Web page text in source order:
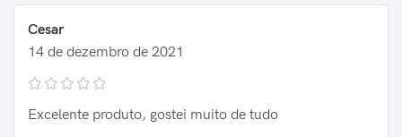
Cesar
14 de dezembro de 2021
Excelente produto, gostei muito de tudo